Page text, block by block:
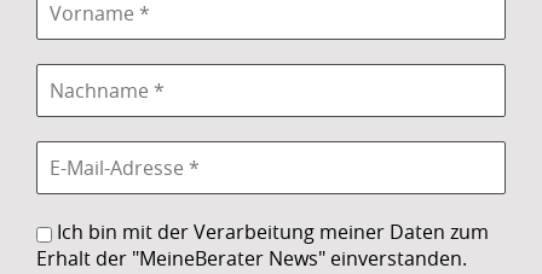
Ich bin mit der Verarbeitung meiner Daten zum
Erhalt der "MeineBerater News" einverstanden.